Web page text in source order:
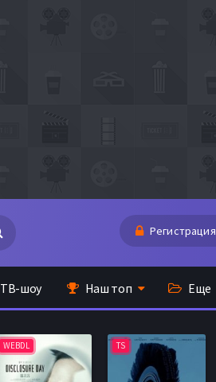
Регистрация
ТВ-шоу Наш топ Еще
WEBDL TS